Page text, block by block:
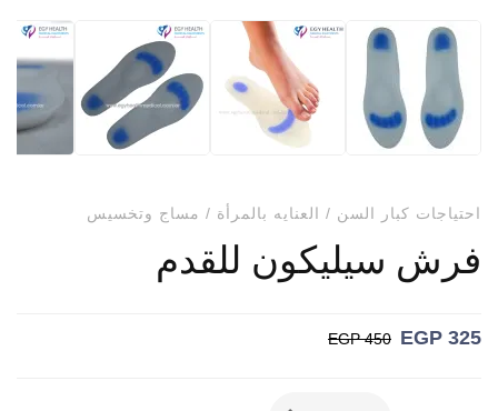
احتياجات كبار السن / العنايه بالمرأة / مساج وتخسيس
فرش سيليكون للقدم
EGP 325
EGP450